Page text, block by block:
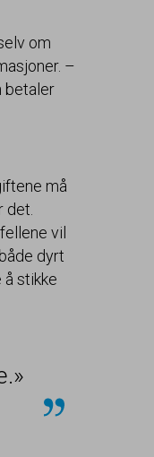
om
–
betaler
må
det.
vil
dyrt
stikke